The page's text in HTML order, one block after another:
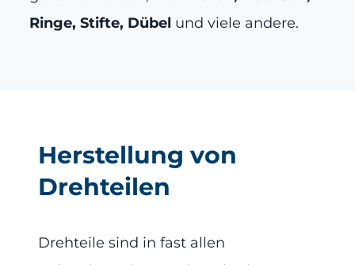
Ringe, Stifte, Dübel und viele andere.
Herstellung von
Drehteilen
Drehteile sind in fast allen